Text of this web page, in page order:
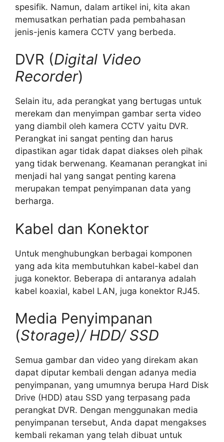
spesifik. Namun, dalam artikel ini, kita akan
memusatkan perhatian pada pembahasan
jenis-jenis kamera CCTV yang berbeda.
DVR (Digital Video
Recorder)
Selain itu, ada perangkat yang bertugas untuk
merekam dan menyimpan gambar serta video
yang diambil oleh kamera CCTV yaitu DVR.
Perangkat ini sangat penting dan harus
dipastikan agar tidak dapat diakses oleh pihak
yang tidak berwenang. Keamanan perangkat ini
menjadi hal yang sangat penting karena
merupakan tempat penyimpanan data yang
berharga.
Kabel dan Konektor
Untuk menghubungkan berbagai komponen
yang ada kita membutuhkan kabel-kabel dan
juga konektor. Beberapa di antaranya adalah
kabel koaxial, kabel LAN, juga konektor RJ45.
Media Penyimpanan
(Storage)/ HDD/ SSD
Semua gambar dan video yang direkam akan
dapat diputar kembali dengan adanya media
penyimpanan, yang umumnya berupa Hard Disk
Drive (HDD) atau SSD yang terpasang pada
perangkat DVR. Dengan menggunakan media
penyimpanan tersebut, Anda dapat mengakses
kembali rekaman yang telah dibuat untuk